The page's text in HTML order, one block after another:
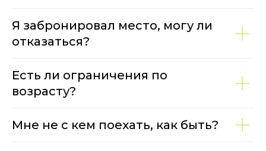
Я забронировал место, могу ли
отказаться?
Есть ли ограничения по
возрасту?
Мне не с кем поехать, как быть?